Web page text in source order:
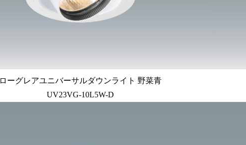
ローグレアユニバーサルダウンライト 野菜青
UV23VG-10L5W-D